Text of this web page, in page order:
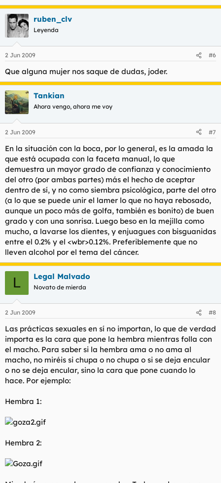
ruben_clv
Leyenda
2 Jun 2009 #6
Que alguna mujer nos saque de dudas, joder.
Tankian
Ahora vengo, ahora me voy
2 Jun 2009 #7
En la situación con la boca, por lo general, es la amada la
que está ocupada con la faceta manual, lo que
demuestra un mayor grado de confianza y conocimiento
del otro (por ambas partes) más el hecho de aceptar
dentro de sí, y no como siembra psicológica, parte del otro
(a lo que se puede unir el lamer lo que no haya rebosado,
aunque un poco más de golfa, también es bonito) de buen
grado y con una sonrisa. Luego beso en la mejilla como
mucho, a lavarse los dientes, y enjuagues con bisguanidas
entre el 0.2% y el <wbr>0.12%. Preferiblemente que no
lleven alcohol por el tema del cáncer.
L Legal Malvado
Novato de mierda
2 Jun 2009 #8
Las prácticas sexuales en sí no importan, lo que de verdad
importa es la cara que pone la hembra mientras folla con
el macho. Para saber si la hembra ama o no ama al
macho, no miréis si chupa o no chupa o si se deja encular
o no se deja encular, sino la cara que pone cuando lo
hace. Por ejemplo:
Hembra 1:
Hembra 2: